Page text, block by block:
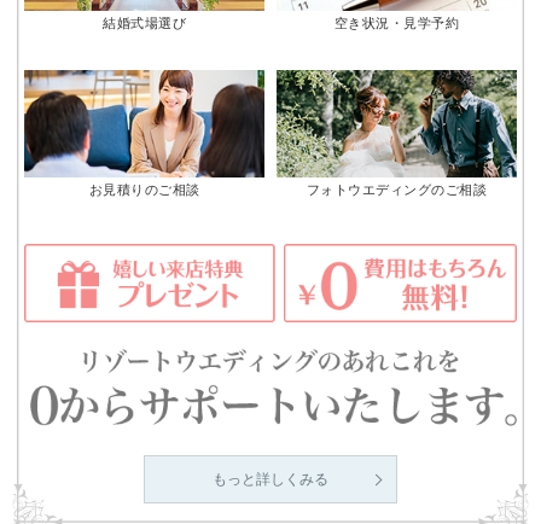
結婚式場選び 空き状況・見学予約
お見積りのご相談 フォトウエディングのご相談
もっと詳しくみる